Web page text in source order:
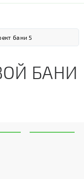
бани 5
БАНИ